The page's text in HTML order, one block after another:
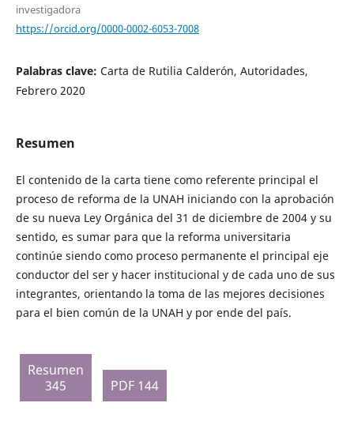
investigadora
https://orcid.org/0000-0002-6053-7008
Palabras clave: Carta de Rutilia Calderón, Autoridades,
Febrero 2020
Resumen
El contenido de la carta tiene como referente principal el
proceso de reforma de la UNAH iniciando con la aprobación
de su nueva Ley Orgánica del 31 de diciembre de 2004 y su
sentido, es sumar para que la reforma universitaria
continúe siendo como proceso permanente el principal eje
conductor del ser y hacer institucional y de cada uno de sus
integrantes, orientando la toma de las mejores decisiones
para el bien común de la UNAH y por ende del país.
Resumen
345
PDF 144